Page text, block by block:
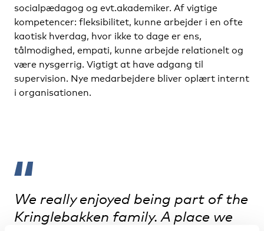
socialpædagog og evt.akademiker. Af vigtige
kompetencer: fleksibilitet, kunne arbejder i en ofte
kaotisk hverdag, hvor ikke to dage er ens,
tålmodighed, empati, kunne arbejde relationelt og
være nysgerrig. Vigtigt at have adgang til
supervision. Nye medarbejdere bliver oplært internt
i organisationen.
We really enjoyed being part of the
Kringlebakken family. A place we